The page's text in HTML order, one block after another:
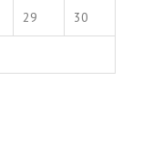
29 30